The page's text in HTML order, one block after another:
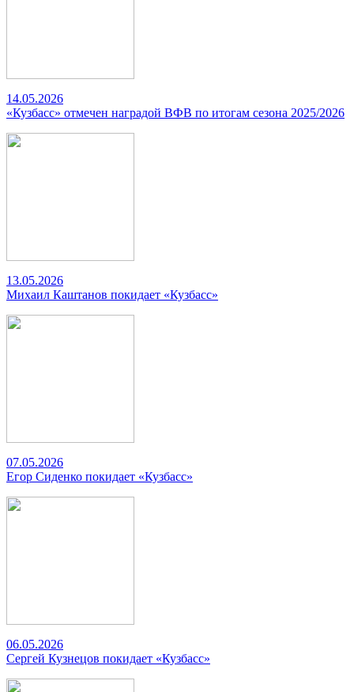
14.05.2026
«Кузбасс» отмечен наградой ВФВ по итогам сезона 2025/2026
13.05.2026
Михаил Каштанов покидает «Кузбасс»
07.05.2026
Егор Сиденко покидает «Кузбасс»
06.05.2026
Сергей Кузнецов покидает «Кузбасс»